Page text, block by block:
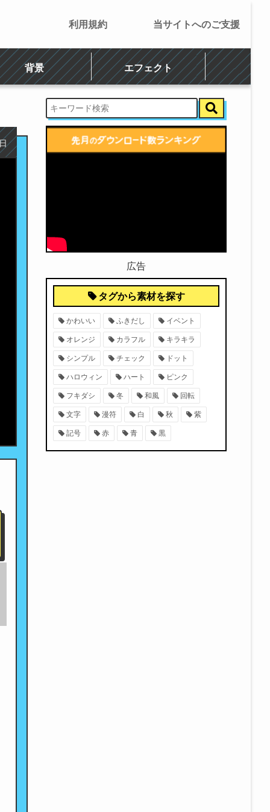
背景 エフェクト
利用規約 当サイトへのご支援
広告
タグから素材を探す
かわいい ふきだし イベント
オレンジ カラフル キラキラ
シンプル チェック ドット
ハロウィン ハート ピンク
フキダシ 冬 和風 回転
文字 漫符 白 秋 紫
記号 赤 青 黒